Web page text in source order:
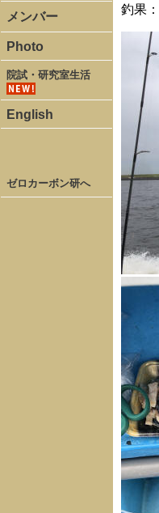
メンバー
Photo
院試・研究室生活
English
ゼロカーボン研へ
釣果